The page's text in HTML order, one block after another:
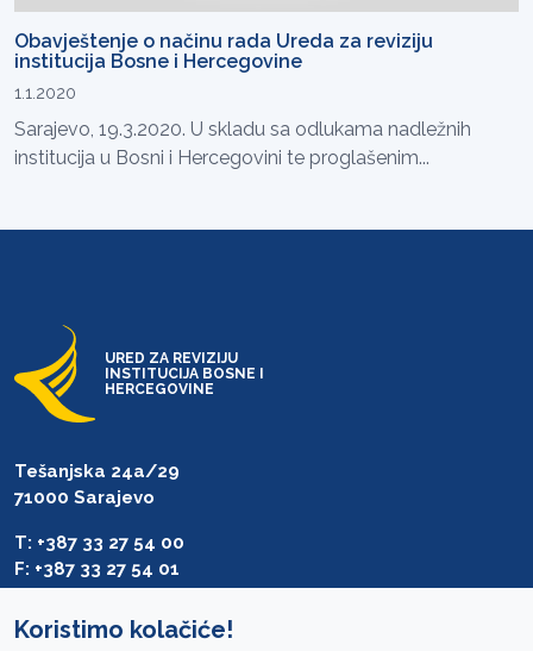
Obavještenje o načinu rada Ureda za reviziju
institucija Bosne i Hercegovine
1.1.2020
Sarajevo, 19.3.2020. U skladu sa odlukama nadležnih
institucija u Bosni i Hercegovini te proglašenim...
URED ZA REVIZIJU
INSTITUCIJA BOSNE I
HERCEGOVINE
Tešanjska 24a/29
71000 Sarajevo
T: +387 33 27 54 00
F: +387 33 27 54 01
Koristimo kolačiće!